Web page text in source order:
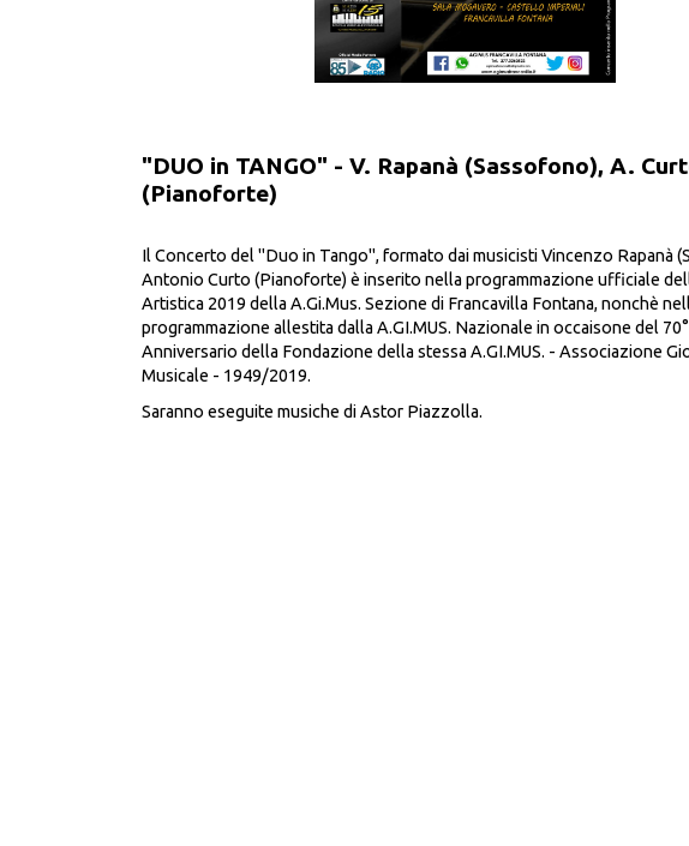
"DUO in TANGO" - V. Rapanà (Sassofono), A.
(Pianoforte)
Il Concerto del "Duo in Tango", formato dai musicisti Vincenzo Rapanà
Antonio Curto (Pianoforte) è inserito nella programmazione ufficiale
Artistica 2019 della A.Gi.Mus. Sezione di Francavilla Fontana, nonchè
programmazione allestita dalla A.GI.MUS. Nazionale in occaisone del 70°
Anniversario della Fondazione della stessa A.GI.MUS. - Associazione
Musicale - 1949/2019.
Saranno eseguite musiche di Astor Piazzolla.